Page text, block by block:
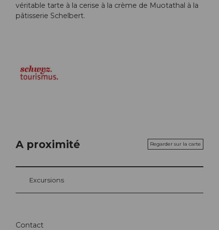
véritable tarte à la cerise à la crème de Muotathal à la
pâtisserie Schelbert.
A proximité Regarder sur la carte
Excursions
Contact